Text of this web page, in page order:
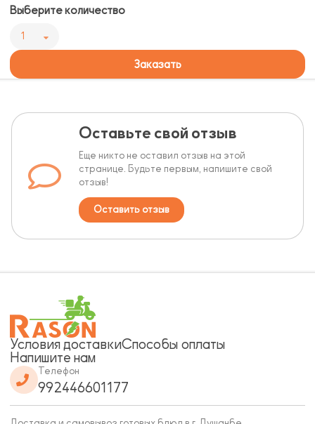
Выберите количество
1
Заказать
Оставьте свой отзыв
Еще никто не оставил отзыв на этой
странице. Будьте первым, напишите свой
отзыв!
Оставить отзыв
Условия доставкиСпособы оплаты
Напишите нам
Телефон
992446601177